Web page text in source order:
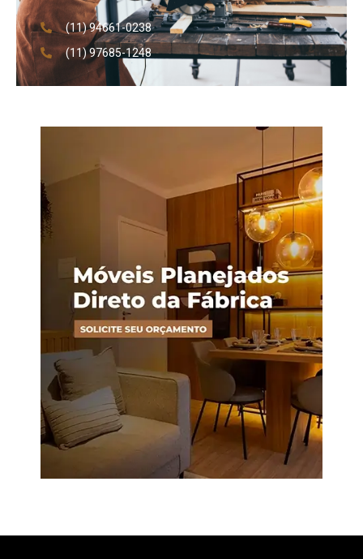
(11) 94661-0238
(11) 97685-1248